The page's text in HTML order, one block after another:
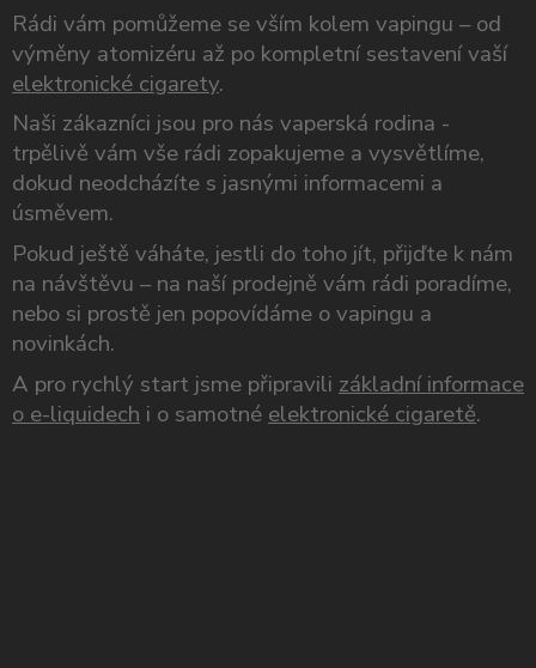
Rádi vám pomůžeme se vším kolem vapingu – od
výměny atomizéru až po kompletní sestavení vaší
elektronické cigarety.
Naši zákazníci jsou pro nás vaperská rodina -
trpělivě vám vše rádi zopakujeme a vysvětlíme,
dokud neodcházíte s jasnými informacemi a
úsměvem.
Pokud ještě váháte, jestli do toho jít, přijďte k nám
na návštěvu – na naší prodejně vám rádi poradíme,
nebo si prostě jen popovídáme o vapingu a
novinkách.
A pro rychlý start jsme připravili základní informace
o e-liquidech i o samotné elektronické cigaretě.